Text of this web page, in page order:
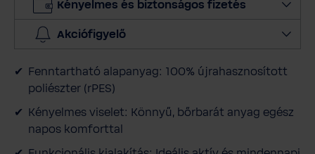
y
g
t
Kényelmes és biztonságos fizetés
Akciófigyelő
Fenntartható alapanyag: 100% újrahasznosított
poliészter (rPES)
Kényelmes viselet: Könnyű, bőrbarát anyag egész
napos komforttal